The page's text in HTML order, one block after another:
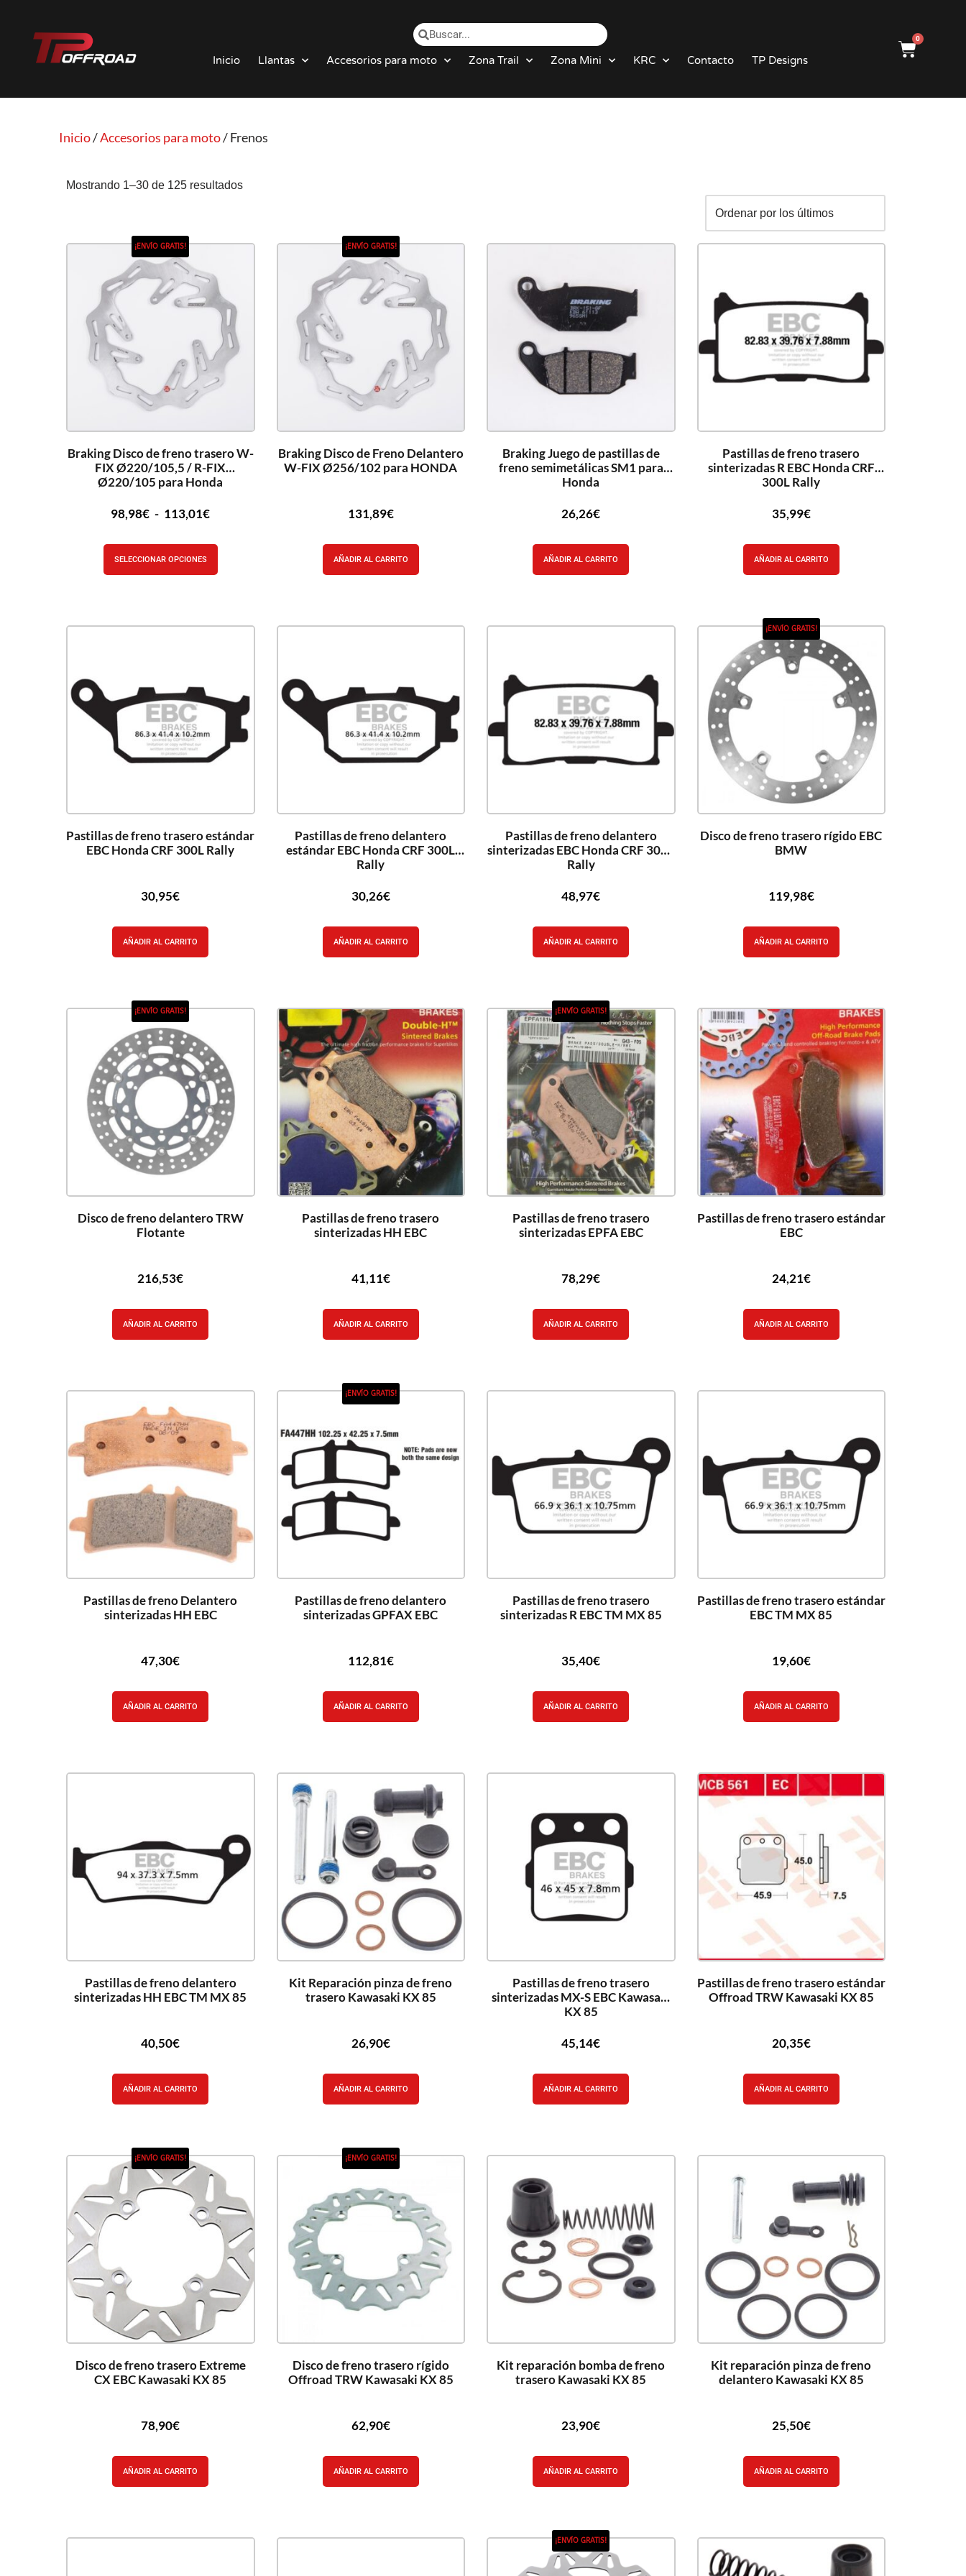
Saltar
Inicio Llantas Accesorios para moto Zona Trail Zona Mini KRC Contacto TP Designs
0
Inicio/Accesorios para moto/ Frenos
Mostrando 1–30 de 125 resultados
¡ENVÍO GRATIS!
Braking Disco de freno trasero W-
FIX Ø220/105,5 / R-FIX
Ø220/105 para Honda
98,98€ - 113,01€
SELECCIONAR OPCIONES
¡ENVÍO GRATIS!
Braking Disco de Freno Delantero
W-FIX Ø256/102 para HONDA
131,89€
AÑADIR AL CARRITO
Braking Juego de pastillas de
freno semimetálicas SM1 para
Honda
26,26€
AÑADIR AL CARRITO
Pastillas de freno trasero
sinterizadas R EBC Honda CRF
300L Rally
35,99€
AÑADIR AL CARRITO
Pastillas de freno trasero estándar
EBC Honda CRF 300L Rally
30,95€
AÑADIR AL CARRITO
Pastillas de freno delantero
estándar EBC Honda CRF 300L
Rally
30,26€
AÑADIR AL CARRITO
Pastillas de freno delantero
sinterizadas EBC Honda CRF 300L
Rally
48,97€
AÑADIR AL CARRITO
¡ENVÍO GRATIS!
Disco de freno trasero rígido EBC
BMW
119,98€
AÑADIR AL CARRITO
¡ENVÍO GRATIS!
Disco de freno delantero TRW
Flotante
216,53€
AÑADIR AL CARRITO
Pastillas de freno trasero
sinterizadas HH EBC
41,11€
AÑADIR AL CARRITO
¡ENVÍO GRATIS!
Pastillas de freno trasero
sinterizadas EPFA EBC
78,29€
AÑADIR AL CARRITO
Pastillas de freno trasero estándar
EBC
24,21€
AÑADIR AL CARRITO
Pastillas de freno Delantero
sinterizadas HH EBC
47,30€
AÑADIR AL CARRITO
¡ENVÍO GRATIS!
Pastillas de freno delantero
sinterizadas GPFAX EBC
112,81€
AÑADIR AL CARRITO
Pastillas de freno trasero
sinterizadas R EBC TM MX 85
35,40€
AÑADIR AL CARRITO
Pastillas de freno trasero estándar
EBC TM MX 85
19,60€
AÑADIR AL CARRITO
Pastillas de freno delantero
sinterizadas HH EBC TM MX 85
40,50€
AÑADIR AL CARRITO
Kit Reparación pinza de freno
trasero Kawasaki KX 85
26,90€
AÑADIR AL CARRITO
Pastillas de freno trasero
sinterizadas MX-S EBC Kawasaki
KX 85
45,14€
AÑADIR AL CARRITO
Pastillas de freno trasero estándar
Offroad TRW Kawasaki KX 85
20,35€
AÑADIR AL CARRITO
¡ENVÍO GRATIS!
Disco de freno trasero Extreme
CX EBC Kawasaki KX 85
78,90€
AÑADIR AL CARRITO
¡ENVÍO GRATIS!
Disco de freno trasero rígido
Offroad TRW Kawasaki KX 85
62,90€
AÑADIR AL CARRITO
Kit reparación bomba de freno
trasero Kawasaki KX 85
23,90€
AÑADIR AL CARRITO
Kit reparación pinza de freno
delantero Kawasaki KX 85
25,50€
AÑADIR AL CARRITO
¡ENVÍO GRATIS!